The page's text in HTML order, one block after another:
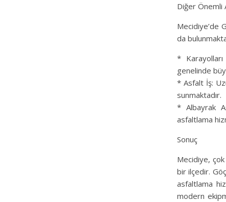
Diğer Önemli
Mecidiye’de
da
*
genelinde
* Asfalt İş:
sunmaktadır.
* Albayrak
asfaltlama
Sonuç
Mecidiye, çok
bir ilçedir.
asfaltlama
modern